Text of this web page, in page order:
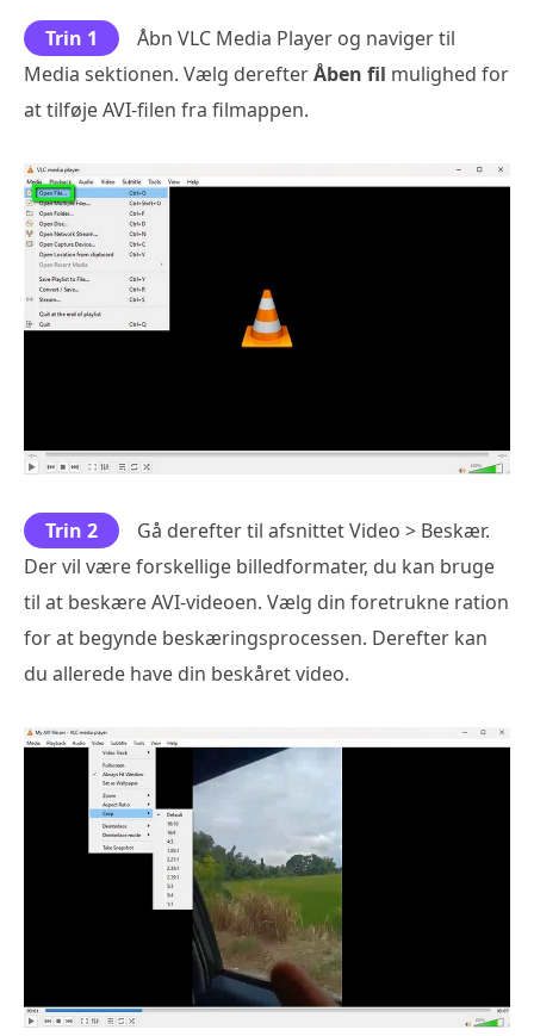
Trin 1
Åbn VLC Media Player og naviger til
Media sektionen. Vælg derefterÅben fil mulighed for
at tilføje AVI-filen fra filmappen.
Trin 2
Gå derefter til afsnittet Video > Beskær.
Der vil være forskellige billedformater, du kan bruge
til at beskære AVI-videoen. Vælg din foretrukne ration
for at begynde beskæringsprocessen. Derefter kan
du allerede have din beskåret video.